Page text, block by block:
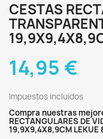
CESTAS
14,95 €
Impuestos incluidos
Compra nuestras
RECTANGULARES DE
19,9X9,4X8,9CM LEKUE